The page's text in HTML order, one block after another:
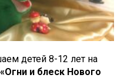
детей 8-12 лет на
«Огни и блеск Нового